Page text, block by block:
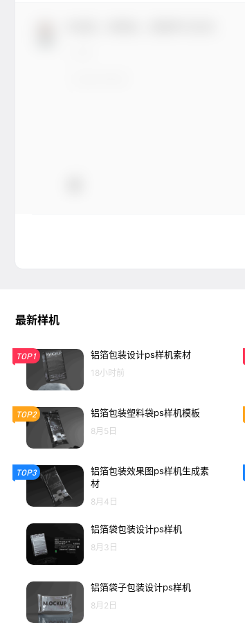
最新样机
TOP1 铝箔包装设计ps样机素材
18小时前
TOP2 铝箔包装塑料袋ps样机模板
8月5日
TOP3
铝箔包装效果图ps样机生成素
材
8月4日
铝箔袋包装设计ps样机
8月3日
铝箔袋子包装设计ps样机
8月2日